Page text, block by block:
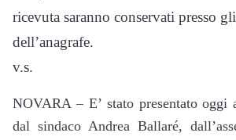
ricevuta saranno conservati presso
dell’anagrafe.
v.s.
NOVARA – E’ stato presentato oggi
dal sindaco Andrea Ballaré,